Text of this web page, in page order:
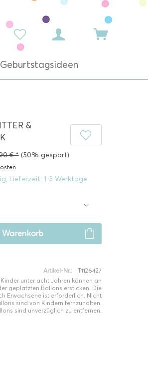
Geburtstagsideen
&
€ * (50% gespart)
Lieferzeit: 1-3 Werktage
Warenkorb
Artikel-Nr.:
T1126427
unter acht Jahren können an
geplatzten Ballons ersticken. Die
Erwachsene ist erforderlich. Nicht
sind von Kindern fernzuhalten.
sind unverzüglich zu entfernen.